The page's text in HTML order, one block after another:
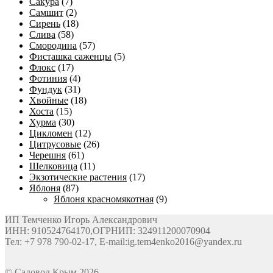
Самшит (2)
Сирень (18)
Слива (58)
Смородина (57)
Фисташка саженцы (5)
Флокс (17)
Фотиния (4)
Фундук (31)
Хвойные (18)
Хоста (15)
Хурма (30)
Цикломен (12)
Цитрусовые (26)
Черешня (61)
Шелковица (11)
Экзотические растения (17)
Яблоня (87)
Яблоня красномякотная (9)
ИП Темченко Игорь Александрович
ИНН: 910524764170,ОГРНИП: 324911200070904
Тел: +7 978 790-02-17, E-mail:ig.tem4enko2016@yandex.ru